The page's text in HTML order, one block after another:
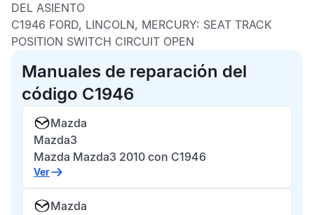
DEL ASIENTO
C1946 FORD, LINCOLN, MERCURY: SEAT TRACK
POSITION SWITCH CIRCUIT OPEN
Manuales de reparación del
código C1946
Mazda
Mazda3
Mazda Mazda3 2010 con C1946
Ver
Mazda